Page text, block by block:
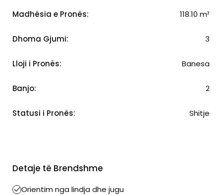
Madhësia e Pronës: 118.10 m²
Dhoma Gjumi: 3
Lloji i Pronës: Banesa
Banjo: 2
Statusi i Pronës: Shitje
Detaje të Brendshme
Orientim nga lindja dhe jugu